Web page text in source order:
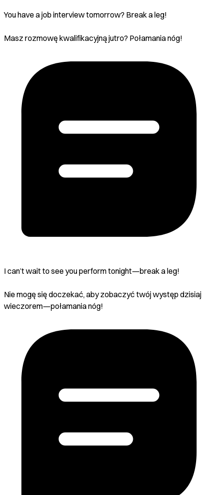
You have a job interview tomorrow? Break a leg!
Masz rozmowę kwalifikacyjną jutro? Połamania nóg!
I can’t wait to see you perform tonight—break a leg!
Nie mogę się doczekać, aby zobaczyć twój występ dzisiaj
wieczorem—połamania nóg!